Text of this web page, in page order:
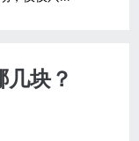
几块？